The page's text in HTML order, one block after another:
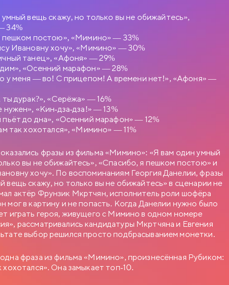
вещь скажу, но только вы не обижайтесь»,
34%
пешком постою», «Мимино» — 33%
Ивановну хочу», «Мимино» — 30%
танец», «Афоня» — 29%
«Осенний марафон» — 28%
у меня — во! С прицепом! А времени нет!», «Афоня» —
дурак?», «Серёжа» — 16%
нужен», «Кин-дза-дза!» — 13%
пьёт до дна», «Осенний марафон» — 12%
так хохотался», «Мимино» — 11%
фразы из фильма «Мимино»: «Я вам один умный
вы не обижайтесь», «Спасибо, я пешком постою» и
хочу». По воспоминаниям Георгия Данелии, фразы
вещь скажу, но только вы не обижайтесь» в сценарии не
актёр Фрунзик Мкртчян, исполнитель роли шофёра
мог в картину и не попасть. Когда Данелии нужно было
играть героя, живущего с Мимино в одном номере
рассматривались кандидатуры Мкртчяна и Евгения
выбор решился просто подбрасыванием монетки.
фраза из фильма «Мимино», произнесённая Рубиком:
хохотался». Она замыкает топ-10.
РОМАН
рядовой служащий одного статистического
и застенчивый. Для него неплохо бы получить
но он не знает как подступиться к этому делу. Старый
ему приударить за Людмилой Прокопьевной
директором заведения…